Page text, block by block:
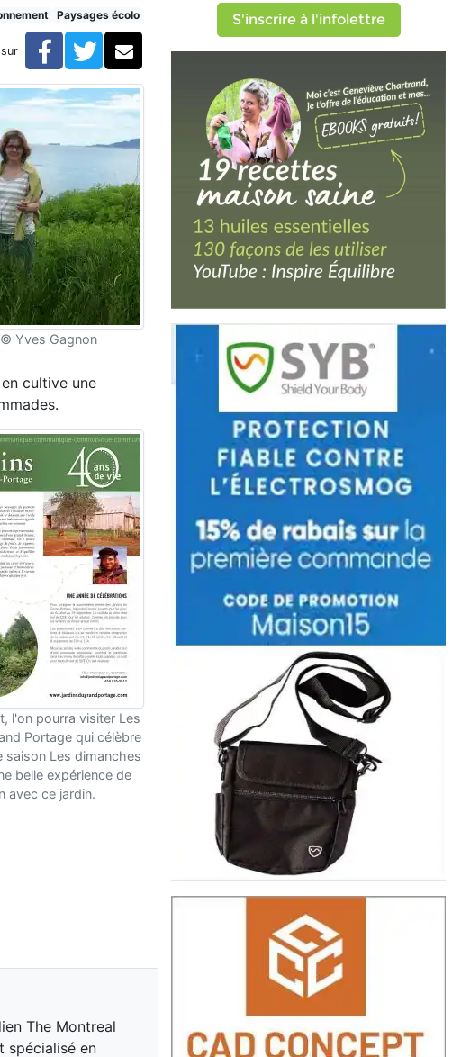
Paysages écolo
Facebook
TwitterCourriel
Yves Gagnon
cultive une
l'on pourra visiter Les
Portage qui célèbre
saison Les dimanches
belle expérience de
avec ce jardin.
The Montreal
spécialisé en
S'inscrire à l'infolettre